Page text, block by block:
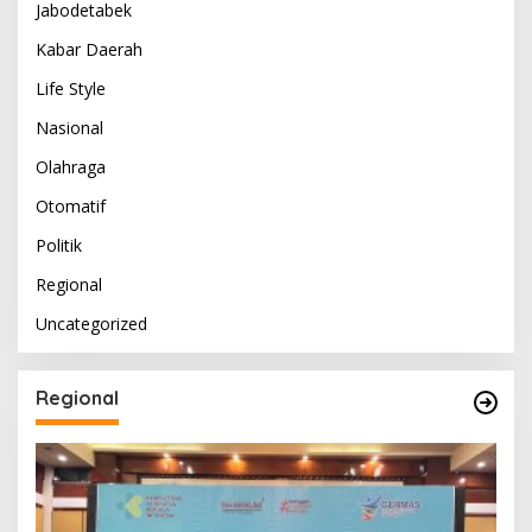
Jabodetabek
Kabar Daerah
Life Style
Nasional
Olahraga
Otomatif
Politik
Regional
Uncategorized
Regional